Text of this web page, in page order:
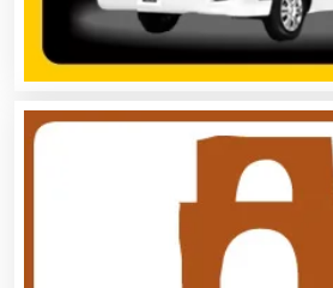
Artículos de Piel
Artículos Deportivos
Artículos Importados